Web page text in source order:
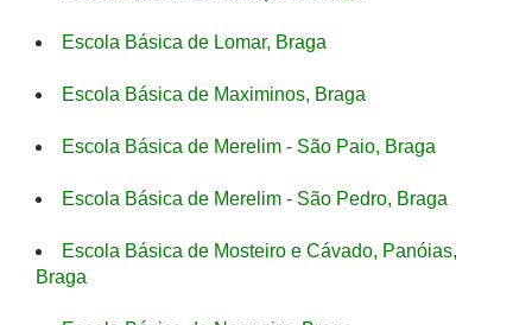
Escola Básica de Lomar, Braga
Escola Básica de Maximinos, Braga
Escola Básica de Merelim - São Paio, Braga
Escola Básica de Merelim - São Pedro, Braga
Escola Básica de Mosteiro e Cávado, Panóias,
Braga